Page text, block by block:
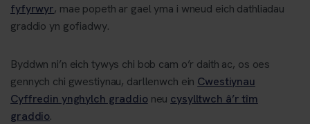
fyfyrwyr, mae popeth ar gael yma i wneud eich dathliadau
graddio yn gofiadwy.
Byddwn ni’n eich tywys chi bob cam o’r daith ac, os oes
gennych chi gwestiynau, darllenwch ein Cwestiynau
Cyffredin ynghylch graddioneu cysylltwch â’r tîm
graddio.